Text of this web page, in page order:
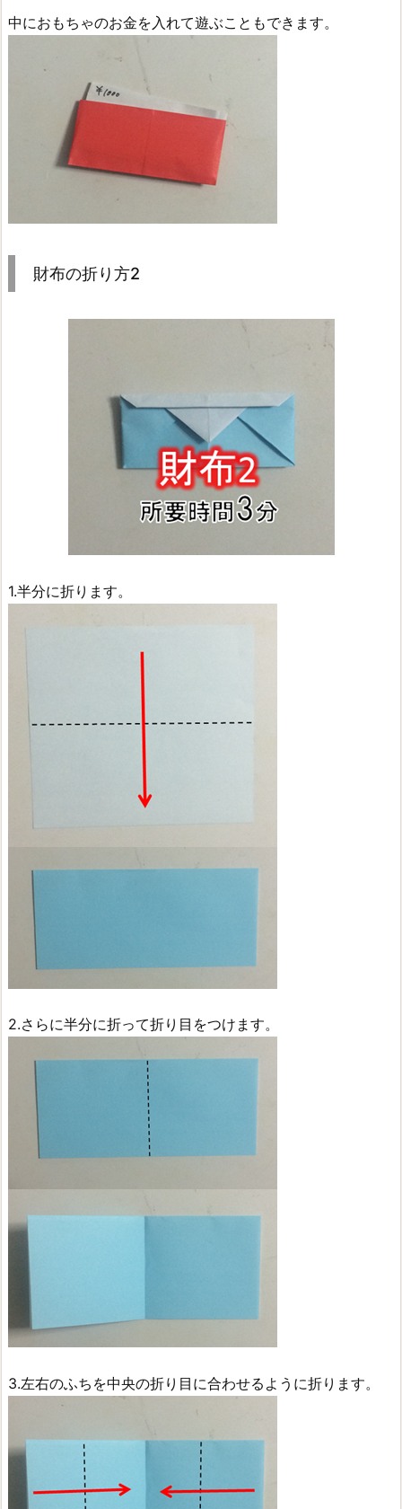
中におもちゃのお金を入れて遊ぶこともできます。
財布の折り方2
1.半分に折ります。
2.さらに半分に折って折り目をつけます。
3.左右のふちを中央の折り目に合わせるように折ります。